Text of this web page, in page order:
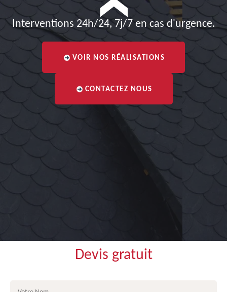
Interventions 24h/24, 7j/7 en cas d'urgence.
VOIR NOS RÉALISATIONS
CONTACTEZ NOUS
Devis gratuit